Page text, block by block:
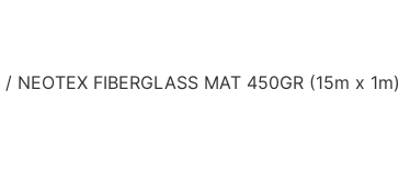
/ NEOTEX FIBERGLASS MAT 450GR (15m x 1m)